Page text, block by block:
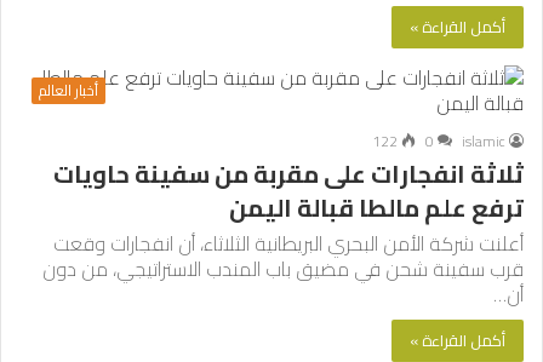
أكمل القراءة »
أخبار العالم
islamic
0
122
ثلاثة انفجارات على مقربة من سفينة حاويات
ترفع علم مالطا قبالة اليمن
أعلنت شركة الأمن البحري البريطانية الثلاثاء، أن انفجارات وقعت
قرب سفينة شحن في مضيق باب المندب الاستراتيجي، من دون
أن…
أكمل القراءة »